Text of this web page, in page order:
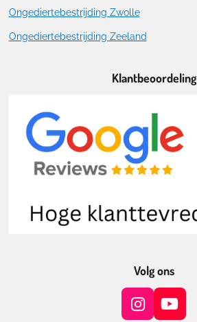
Ongediertebestrijding Zwolle
Ongediertebestrijding Zeeland
Klantbeoordeling
Volg ons
I
Y